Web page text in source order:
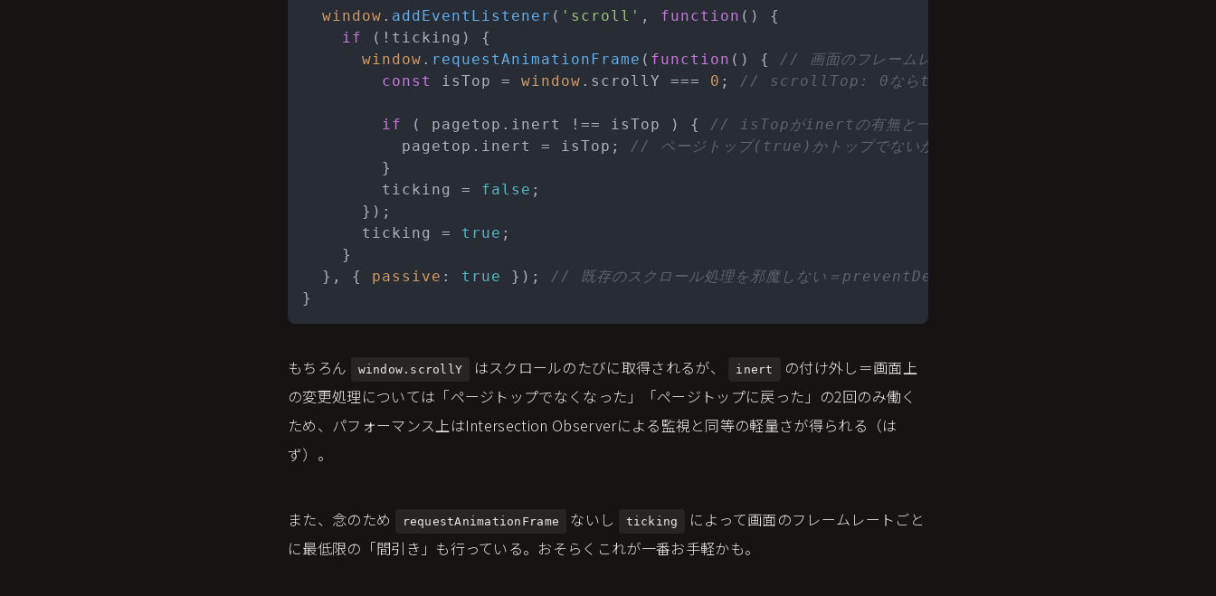
window . addEventListener ( 'scroll' , function ( ) {
if
(!ticking) {
window . requestAnimationFrame ( function ( ) { // 画面のフレームレートに応じて処理を間引く
const
isTop = window . scrollY === 0 ; // scrollTop: 0ならtrue
if ( pagetop. inert !== isTop ) { // isTopがinertの有無と一致しなくなった時
          pagetop.
inert = isTop; // ページトップ(true)かトップでないか(false)を一致させる
        }
        ticking =
false ;
      });
      ticking =
true ;
    }
  }, {
passive : true }); // 既存のスクロール処理を邪魔しない＝preventDefaultを使用しないことを明示
}
もちろん window.scrollY はスクロールのたびに取得されるが、 inert
の付け外し＝画面上
の変更処理については「ページトップでなくなった」「ページトップに戻った」の2回のみ働く
ため、パフォーマンス上はIntersection Observerによる監視と同等の軽量さが得られる（は
ず）。
また、念のため requestAnimationFrame ないし ticking
によって画面のフレームレートごと
に最低限の「間引き」も行っている。おそらくこれが一番お手軽かも。